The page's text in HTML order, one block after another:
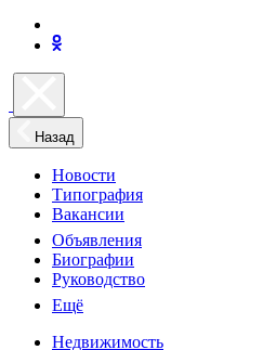
Назад
Новости
Типография
Вакансии
Объявления
Биографии
Руководство
Ещё
Недвижимость